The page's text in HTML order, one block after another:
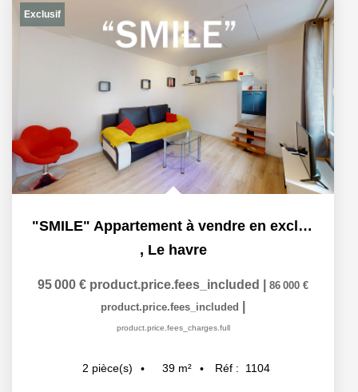
Exclusif
"SMILE" Appartement à vendre en exclusivité à Le Havre,...
, Le havre
95 000 € product.price.fees_included
86 000 €
product.price.fees_included
product.price.fees_charges.full
2 pièce(s) 39 m² Réf : 1104